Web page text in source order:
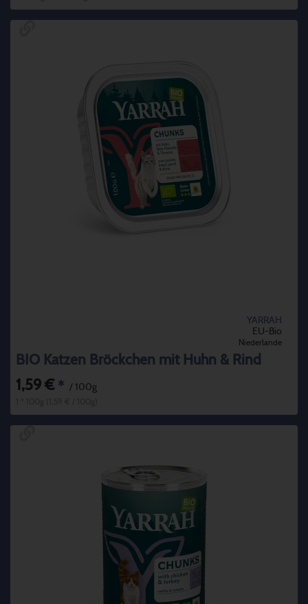
YARRAH
EU-Bio
Niederlande
BIO Katzen Bröckchen mit Huhn & Rind
1,59 € * / 100g